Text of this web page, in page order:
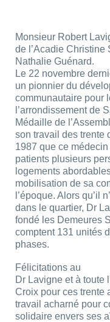
Monsieur Robert
de l’Acadie Christine
Nathalie Guénard.
Le 22 novembre
un pionnier du
communautaire pour
l’arrondissement de
Médaille de
son travail des trente
1987 que ce
patients plusieurs
logements
mobilisation de sa
l’époque. Alors qu’il
dans le quartier, Dr
fondé les Demeures
comptent 131 unités
phases.
Félicitations au
Dr Lavigne et à toute
Croix pour ces trente
travail acharné pour
solidaire envers ses